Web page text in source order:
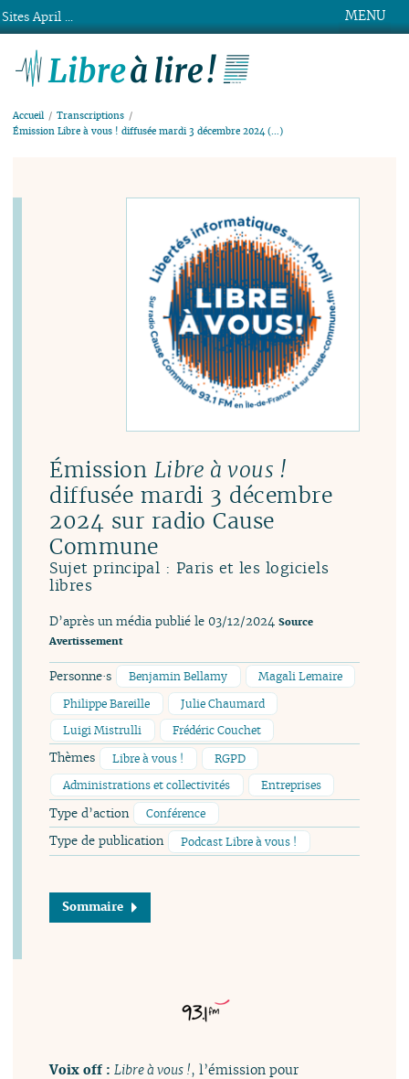
MENU
Accueil
Transcriptions
Émission Libre à vous ! diffusée mardi 3 décembre 2024 (…)
Émission Libre à vous !
diffusée mardi 3 décembre
2024 sur radio Cause
Commune
Sujet principal : Paris et les logiciels
libres
D’après un média publié le 03/12/2024 Source
Avertissement
Personne·s Benjamin Bellamy
Magali Lemaire
Philippe Bareille
Julie Chaumard
Luigi Mistrulli
Frédéric Couchet
Thèmes Libre à vous !
RGPD
Administrations et collectivités
Entreprises
Type d’action Conférence
Type de publication Podcast Libre à vous !
Sommaire
Voix off :Libre à vous !, l’émission pour
Sites April ...